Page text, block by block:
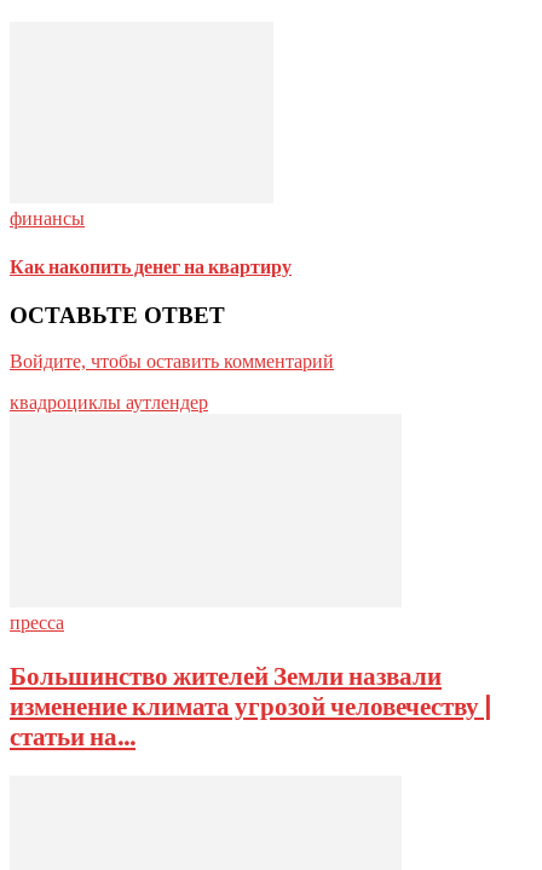
финансы
Как накопить денег на квартиру
ОСТАВЬТЕ ОТВЕТ
Войдите, чтобы оставить комментарий
квадроциклы аутлендер
пресса
Большинство жителей Земли назвали
изменение климата угрозой человечеству |
статьи на...